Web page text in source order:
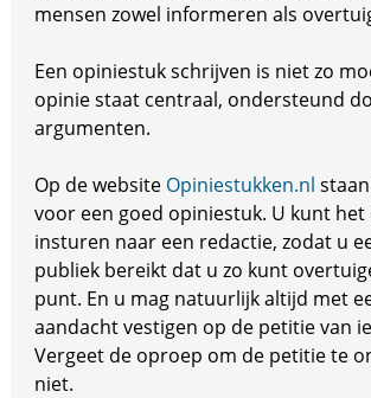
mensen zowel informeren als
Een opiniestuk schrijven is niet zo
opinie staat centraal, ondersteund
argumenten.
Op de website Opiniestukken.nl
voor een goed opiniestuk. U kunt het
insturen naar een redactie, zodat u
publiek bereikt dat u zo kunt
punt. En u mag natuurlijk altijd met
aandacht vestigen op de petitie van
Vergeet de oproep om de petitie te
niet.